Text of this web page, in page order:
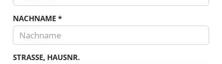
NACHNAME *
STRASSE, HAUSNR.